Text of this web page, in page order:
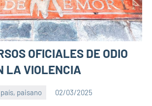
OFICIALES DE ODIO
LA VIOLENCIA
paisano 02/03/2025